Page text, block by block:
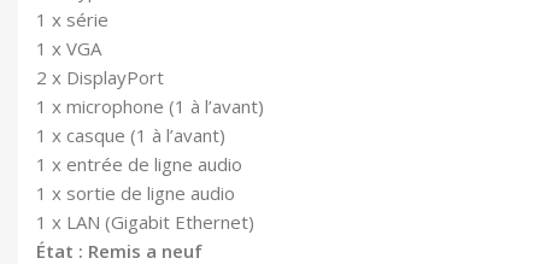
1 x série
1 x VGA
2 x DisplayPort
1 x microphone (1 à l’avant)
1 x casque (1 à l’avant)
1 x entrée de ligne audio
1 x sortie de ligne audio
1 x LAN (Gigabit Ethernet)
État : Remis a neuf